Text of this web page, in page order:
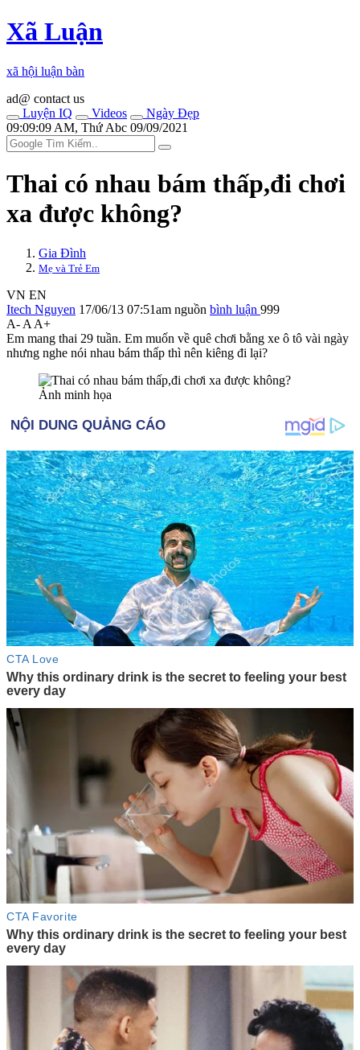
Xã Luận
xã hội luận bàn
ad@ contact us
Luyện IQ
Videos
Ngày Đẹp
09:09:09 AM, Thứ Abc 09/09/2021
Thai có nhau bám thấp,đi chơi
xa được không?
Gia Đình
Mẹ và Trẻ Em
VN EN
Itech Nguyen 17/06/13 07:51am nguồn bình luận 999
A- A A+
Em mang thai 29 tuần. Em muốn về quê chơi bằng xe ô tô vài ngày
nhưng nghe nói nhau bám thấp thì nên kiêng đi lại?
Ảnh minh họa